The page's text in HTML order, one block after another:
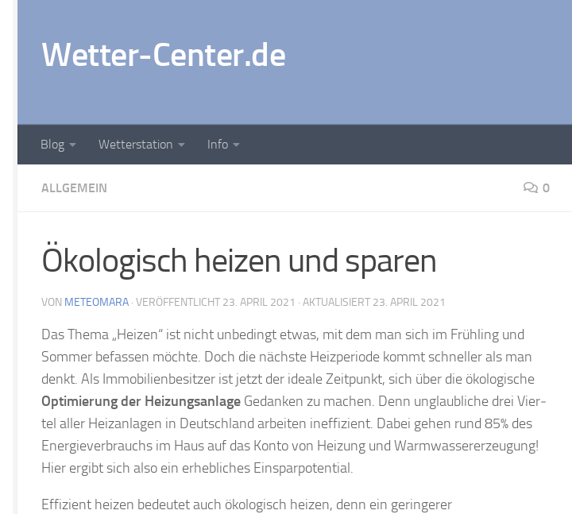
Wetter-Center.de
Blog Wetterstation Info
ALLGEMEIN 0
Ökologisch heizen und sparen
VON METEOMARA · VERÖFFENTLICHT 23. APRIL 2021 · AKTUALISIERT 23. APRIL 2021
Das Thema „Heizen“ ist nicht unbedingt etwas, mit dem man sich im Frühling und
Sommer befassen möchte. Doch die nächste Heizperiode kommt schneller als man
denkt. Als Immobilienbesitzer ist jetzt der ideale Zeitpunkt, sich über die ökologische
Optimierung der Heizungsanlage Gedanken zu machen. Denn unglaubliche drei Vier­
tel aller Heiz­an­la­gen in Deutsch­land arbeiten inef­fi­zi­ent. Dabei gehen rund 85% des
Ener­gie­verbrauchs im Haus auf das Konto von Hei­zung und Warm­was­serer­zeu­gung!
Hier ergibt sich also ein erhebliches Einsparpotential.
Effizient heizen bedeutet auch ökologisch heizen, denn ein geringerer